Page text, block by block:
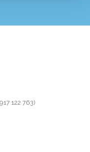
122 763)Por este motivo,